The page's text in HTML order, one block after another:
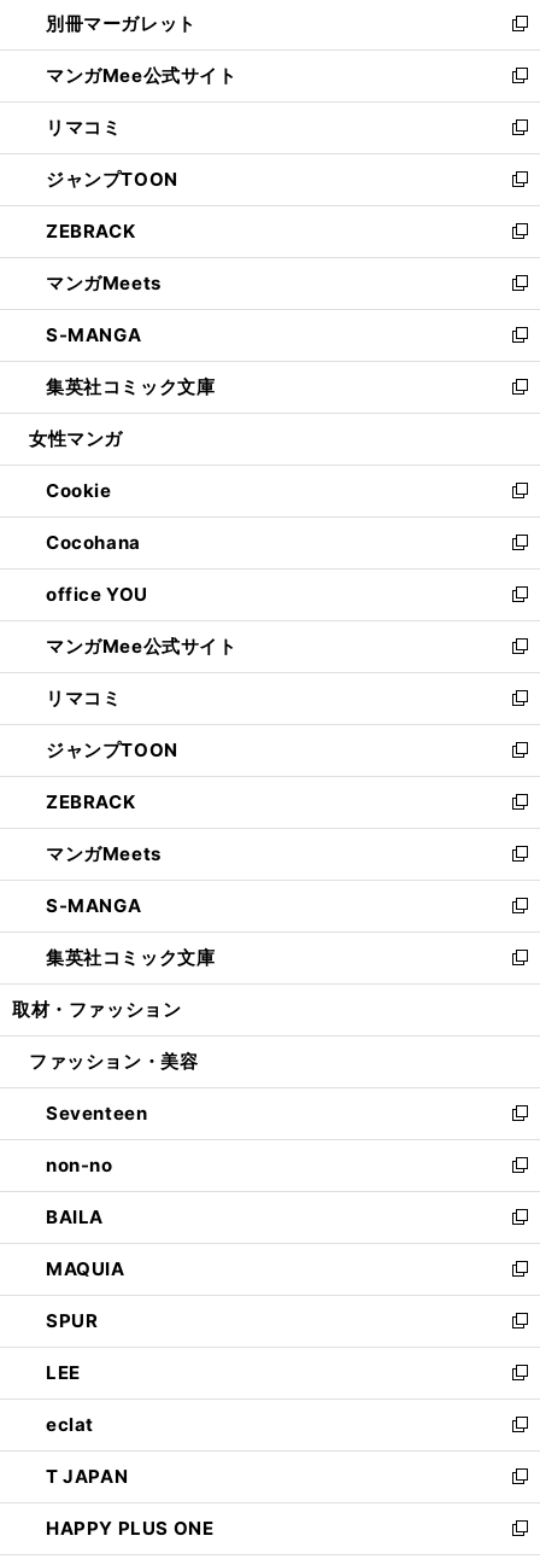
く
で
開
く
ィ
ン
ド
ウ
で
開
く
い
ウ
ィ
ン
ド
ウ
で
開
く
別冊マーガレット
新
し
い
ウ
ィ
ン
ド
ウ
で
開
く
マンガMee公式サイト
新
し
い
ウ
ィ
ン
ド
ウ
で
開
く
リマコミ
新
し
い
ウ
ィ
ン
ド
ウ
で
開
く
ジャンプTOON
新
し
い
ウ
ィ
ン
ド
ウ
で
開
ZEBRACK
新
し
い
ウ
ィ
ン
ド
ウ
開
く
マンガMeets
新
し
い
ウ
ィ
ン
ウ
で
開
く
S-MANGA
新
し
い
ウ
ン
ド
ウ
で
開
く
集英社コミック文庫
新
し
ウ
ィ
ン
ド
ウ
で
開
く
女性マンガ
Cookie
新
し
い
ウ
ィ
ン
ド
ウ
で
開
く
Cocohana
新
し
い
ウ
ィ
ン
ド
ウ
で
開
く
office YOU
新
し
い
ウ
ィ
ン
ド
ウ
で
開
く
マンガMee公式サイト
新
し
い
ウ
ィ
ン
ド
ウ
で
開
く
リマコミ
新
し
い
ウ
ィ
ン
ド
ウ
で
開
く
ジャンプTOON
新
し
い
ウ
ィ
ン
ド
ウ
で
開
ZEBRACK
新
し
い
ウ
ィ
ン
ド
ウ
開
マンガMeets
新
し
い
ウ
ィ
ン
ウ
開
く
S-MANGA
新
し
い
ウ
ン
ウ
で
開
く
集英社コミック文庫
新
し
ウ
ン
ド
ウ
で
開
く
取材・ファッション
ファッション・美容
Seventeen
新
し
い
ウ
ィ
ン
ド
ウ
で
開
く
non-no
新
し
い
ウ
ィ
ン
ド
ウ
で
開
く
BAILA
新
し
い
ウ
ィ
ン
ド
ウ
で
開
く
MAQUIA
新
し
い
ウ
ィ
ン
ド
ウ
で
開
く
SPUR
新
し
い
ウ
ィ
ン
ド
ウ
で
開
LEE
新
し
い
ウ
ィ
ン
ド
ウ
eclat
新
し
い
ウ
ィ
ン
T JAPAN
新
し
い
ウ
HAPPY PLUS ONE
新
し